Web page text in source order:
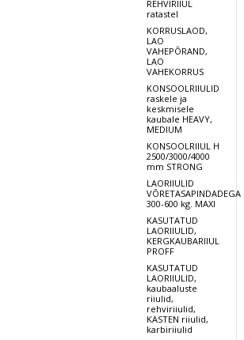
REHVIRIIUL
ratastel
KORRUSLAOD,
LAO
VAHEPÕRAND,
LAO
VAHEKORRUS
KONSOOLRIIULID
raskele ja
keskmisele
kaubale HEAVY,
MEDIUM
KONSOOLRIIUL H
2500/3000/4000
mm STRONG
LAORIIULID
VÕRETASAPINDADEGA
300-600 kg. MAXI
KASUTATUD
LAORIIULID,
KERGKAUBARIIUL
PROFF
KASUTATUD
LAORIIULID,
kaubaaluste
riiulid,
rehviriiulid,
KASTEN riiulid,
karbiriiulid